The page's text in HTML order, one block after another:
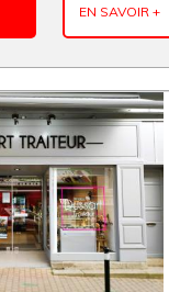
EN SAVOIR +